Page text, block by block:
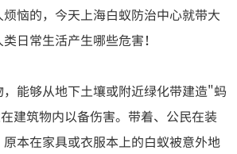
恼的，今天上海白蚁防治中心就带大
日常生活产生哪些危害！
能够从地下土壤或附近绿化带建造"蚂
建筑物内以备伤害。带着、公民在装
本在家具或衣服本上的白蚁被意外地